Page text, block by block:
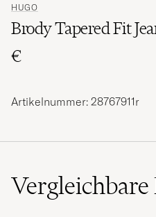
HUGO
Brody Tapered Fit
€
Artikelnummer: 28767911r
Vergleichbare